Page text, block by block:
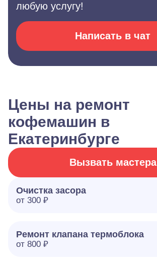
любую услугу!
Написать в чат
Цены на ремонт
кофемашин в
Екатеринбурге
Вызвать мастера
Очистка засора
от 300 ₽
Ремонт клапана термоблока
от 800 ₽